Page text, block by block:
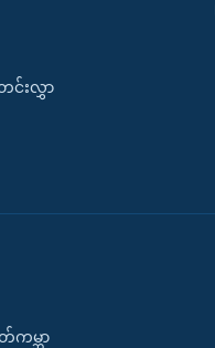
င်းလွှာ
ကမ္ဘာ